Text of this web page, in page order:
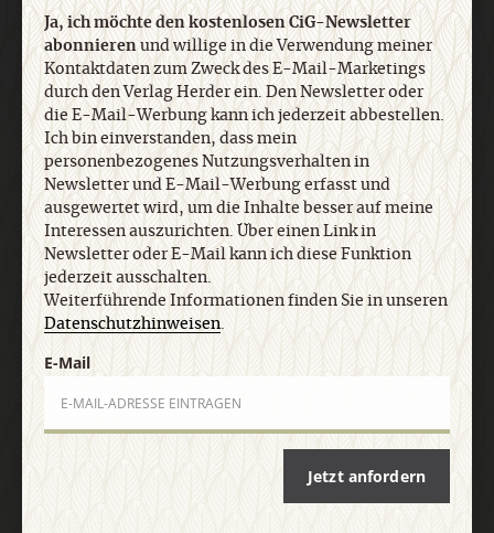
Ja, ich möchte den kostenlosen CiG-Newsletter
abonnierenund willige in die Verwendung meiner
Kontaktdaten zum Zweck des E-Mail-Marketings
durch den Verlag Herder ein. Den Newsletter oder
die E-Mail-Werbung kann ich jederzeit abbestellen.
Ich bin einverstanden, dass mein
personenbezogenes Nutzungsverhalten in
Newsletter und E-Mail-Werbung erfasst und
ausgewertet wird, um die Inhalte besser auf meine
Interessen auszurichten. Über einen Link in
Newsletter oder E-Mail kann ich diese Funktion
jederzeit ausschalten. Weiterführende
Informationen finden Sie in unseren
Datenschutzhinweisen
E-Mail
Ja, ich möchte den kostenlosen CiG-Newsletter
abonnierenund willige in die Verwendung meiner
Kontaktdaten zum Zweck des E-Mail-Marketings
durch den Verlag Herder ein. Den Newsletter oder
die E-Mail-Werbung kann ich jederzeit abbestellen.
Ich bin einverstanden, dass mein
personenbezogenes Nutzungsverhalten in
Newsletter und E-Mail-Werbung erfasst und
ausgewertet wird, um die Inhalte besser auf meine
Interessen auszurichten. Über einen Link in
Newsletter oder E-Mail kann ich diese Funktion
jederzeit ausschalten.
Weiterführende Informationen finden Sie in unseren
Datenschutzhinweisen.
E-Mail
Jetzt anfordern